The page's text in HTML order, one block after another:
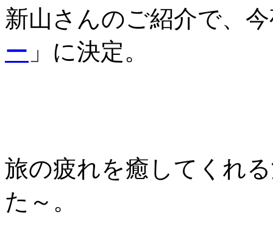
新山さんのご紹介で、
ー 」に決定。
旅の疲れを癒してくれ
た～。